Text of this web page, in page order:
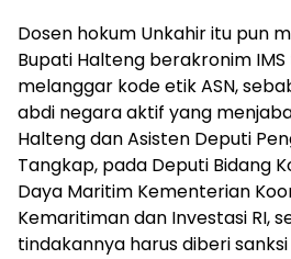
Dosen hokum Unkahir itu pun
Bupati Halteng berakronim
melanggar kode etik ASN,
abdi negara aktif yang
Halteng dan Asisten Deputi
Tangkap, pada Deputi Bidang
Daya Maritim Kementerian
Kemaritiman dan Investasi RI,
tindakannya harus diberi